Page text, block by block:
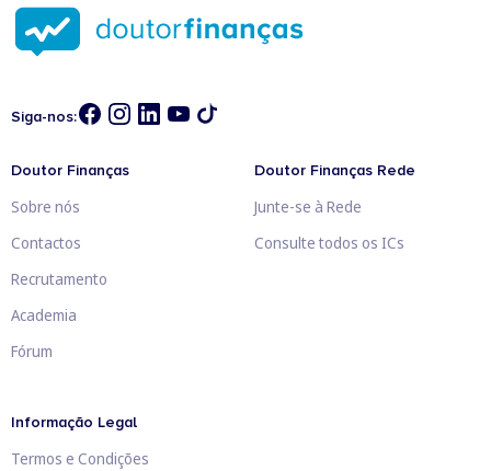
Siga-nos:
Doutor Finanças
Sobre nós
Contactos
Recrutamento
Academia
Fórum
Doutor Finanças Rede
Junte-se à Rede
Consulte todos os ICs
Informação Legal
Termos e Condições